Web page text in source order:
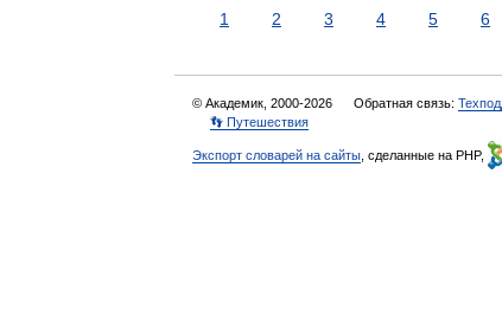
1 2 3 4 5 6
© Академик, 2000-2026 Обратная связь:
👣 Путешествия
Экспорт словарей на сайты , сделанные на PHP,